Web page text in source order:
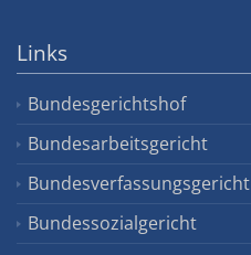
Links
Bundesgerichtshof
Bundesarbeitsgericht
Bundesverfassungsgericht
Bundessozialgericht